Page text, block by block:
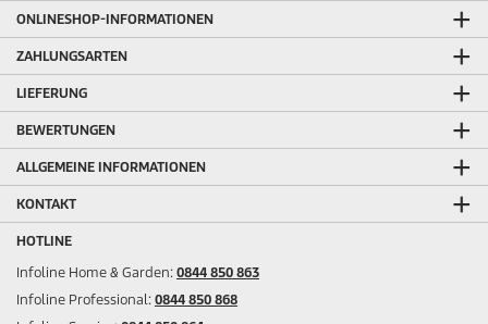
ONLINESHOP-INFORMATIONEN
ZAHLUNGSARTEN
LIEFERUNG
BEWERTUNGEN
ALLGEMEINE INFORMATIONEN
KONTAKT
HOTLINE
Infoline Home & Garden: 0844 850 863
Infoline Professional: 0844 850 868